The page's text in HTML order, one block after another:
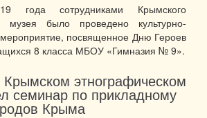
года сотрудниками Крымского
музея было проведено культурно-
посвященное Дню Героев
8 класса МБОУ «Гимназия № 9».
Крымском этнографическом
семинар по прикладному
Крыма